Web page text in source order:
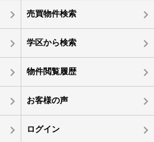
売買物件検索
学区から検索
物件閲覧履歴
お客様の声
ログイン